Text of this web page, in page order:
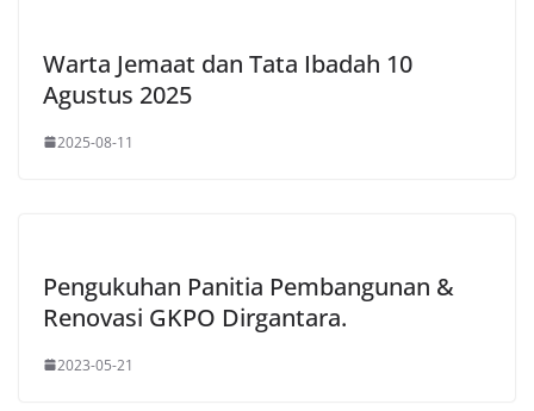
Warta Jemaat dan Tata Ibadah 10
Agustus 2025
2025-08-11
Pengukuhan Panitia Pembangunan &
Renovasi GKPO Dirgantara.
2023-05-21